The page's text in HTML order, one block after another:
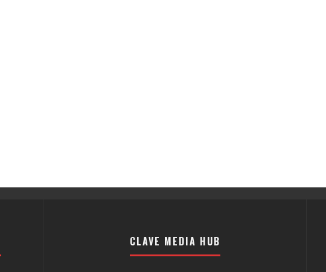
CLAVE MEDIA HUB